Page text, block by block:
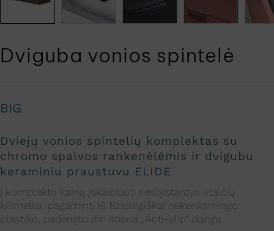
Dviguba vonios spintelė
BIG
Dviejų vonios spintelių komplektas su
chromo spalvos rankenėlėmis ir dvigubu
keraminiu praustuvu ELIDE
Į komplekto kainą įskaičiuoti neslystantys stalčių
kilimėliai, pagaminti iš fiziologiškai nekenksmingo
plastiko, padengto itin stipria „Anti-slip“ danga.